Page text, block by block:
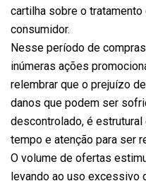
cartilha sobre o
consumidor.
Nesse período de
inúmeras ações
relembrar que o prejuízo
danos que podem ser
descontrolado, é
tempo e atenção para ser
O volume de ofertas
levando ao uso excessivo